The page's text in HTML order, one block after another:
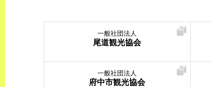
一般社団法人
尾道観光協会
一般社団法人
府中市観光協会